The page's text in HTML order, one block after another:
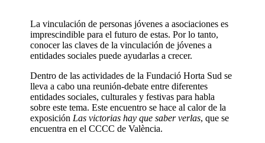
La vinculación de personas jóvenes a asociaciones es
imprescindible para el futuro de estas. Por lo tanto,
conocer las claves de la vinculación de jóvenes a
entidades sociales puede ayudarlas a crecer.
Dentro de las actividades de la Fundació Horta Sud se
lleva a cabo una reunión-debate entre diferentes
entidades sociales, culturales y festivas para habla
sobre este tema. Este encuentro se hace al calor de la
exposición Las victorias hay que saber verlas, que se
encuentra en el CCCC de València.